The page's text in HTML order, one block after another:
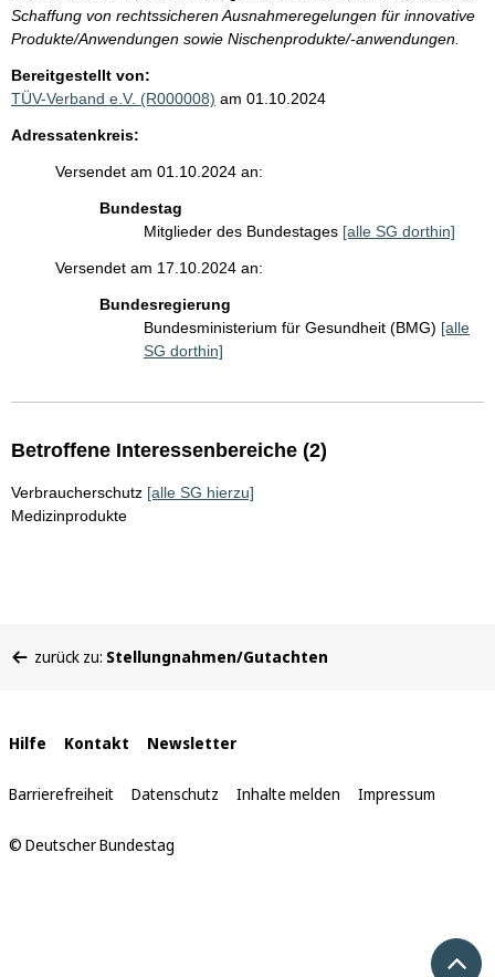
Schaffung von rechtssicheren Ausnahmeregelungen für innovative
Produkte/Anwendungen sowie Nischenprodukte/-anwendungen.
Bereitgestellt von:
TÜV-Verband e.V. (R000008) am 01.10.2024
Adressatenkreis:
Versendet am 01.10.2024 an:
Bundestag
Mitglieder des Bundestages [alle SG dorthin]
Versendet am 17.10.2024 an:
Bundesregierung
Bundesministerium für Gesundheit (BMG) [alle
SG dorthin]
Betroffene Interessenbereiche (2)
Verbraucherschutz [alle SG hierzu]
Medizinprodukte
befinden
zurück zu: Stellungnahmen/Gutachten
Interne
Links
Hilfe Kontakt Newsletter
Barrierefreiheit Datenschutz Inhalte melden Impressum
© Deutscher Bundestag